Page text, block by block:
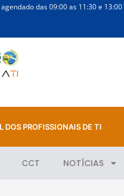
das 09:00 as 11:30 e 13:00
DOS PROFISSIONAIS DE TI
CCT NOTÍCIAS